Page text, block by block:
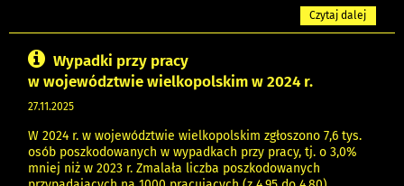
Czytaj dalej
Wypadki przy pracy
w województwie wielkopolskim w 2024 r.
27.11.2025
W 2024 r. w województwie wielkopolskim zgłoszono 7,6 tys.
osób poszkodowanych w wypadkach przy pracy, tj. o 3,0%
mniej niż w 2023 r. Zmalała liczba poszkodowanych